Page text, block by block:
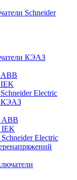
Schneider
КЭАЗ
ABB
Electric
КЭАЗ
ABB
IEK
Electric